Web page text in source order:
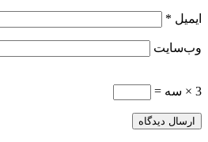
ایمیل *
وب‌سایت
3 × سه =